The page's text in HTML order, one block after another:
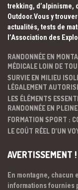
trekking, d’alpinisme,
Outdoor.Vous y
actualités, tests de
l’Association des
RANDONNÉE EN
MÉDICALE LOIN DE
SURVIE EN MILIEU
LÉGALEMENT
LES ÉLÉMENTS
RANDONNÉE EN
FORMATION SPORT :
LE COÛT RÉEL D’UN
AVERTISSEMENT !
En montagne, chacun
informations fournies